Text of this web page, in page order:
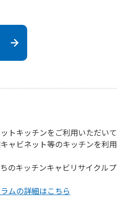
トキッチンをご利用いただいて
ャビネット等のキッチンを利用
のキッチンキャビリサイクルプ
ムの詳細はこちら